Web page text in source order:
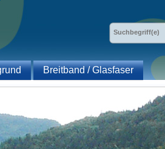
Breitband / Glasfaser